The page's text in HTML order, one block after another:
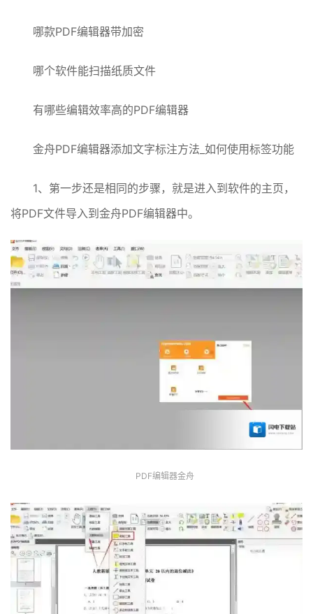
哪款PDF编辑器带加密
哪个软件能扫描纸质文件
有哪些编辑效率高的PDF编辑器
金舟PDF编辑器添加文字标注方法_如何使用标签功能
1、第一步还是相同的步骤，就是进入到软件的主页，
将PDF文件导入到金舟PDF编辑器中。
PDF编辑器金舟